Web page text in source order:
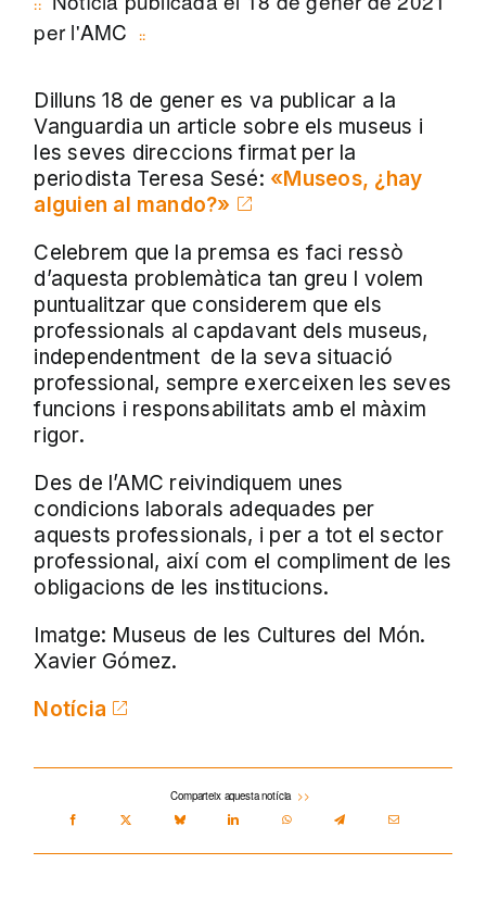
per l'AMC
Dilluns 18 de gener es va publicar a la
Vanguardia un article sobre els museus i
les seves direccions firmat per la
periodista Teresa Sesé: «Museos, ¿hay
alguien al mando?»
Celebrem que la premsa es faci ressò
d’aquesta problemàtica tan greu I volem
puntualitzar que considerem que els
professionals al capdavant dels museus,
independentment de la seva situació
professional, sempre exerceixen les seves
funcions i responsabilitats amb el màxim
rigor.
Des de l’AMC reivindiquem unes
condicions laborals adequades per
aquests professionals, i per a tot el sector
professional, així com el compliment de les
obligacions de les institucions.
Imatge: Museus de les Cultures del Món.
Xavier Gómez.
Notícia
Comparteix aquesta notícia